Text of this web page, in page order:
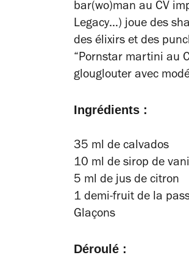
bar(wo)man au CV
Legacy…) joue des
des élixirs et des
“Pornstar martini au
glouglouter avec
Ingrédients :
35 ml de calvados
10 ml de sirop de
5 ml de jus de citron
1 demi-fruit de la
Glaçons
Déroulé :